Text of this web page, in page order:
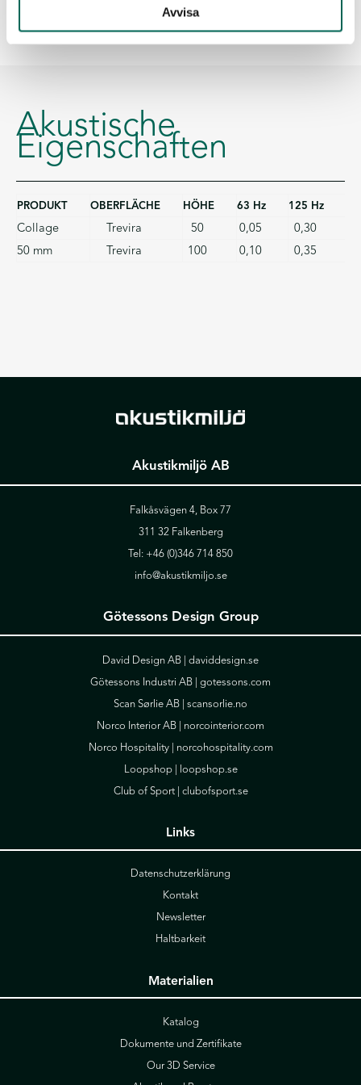
Avvisa
Akustische
Eigenschaften
PRODUKT OBERFLÄCHE HÖHE 63 Hz 125 Hz
Collage Trevira 50 0,05 0,30
50 mm
Trevira 100 0,10 0,35
Akustikmiljö AB
Falkåsvägen 4, Box 77
311 32 Falkenberg
Tel: +46 (0)346 714 850
info@akustikmiljo.se
Götessons Design Group
David Design AB | daviddesign.se
Götessons Industri AB | gotessons.com
Scan Sørlie AB | scansorlie.no
Norco Interior AB | norcointerior.com
Norco Hospitality | norcohospitality.com
Loopshop |
loopshop.se
Club of Sport | clubofsport.se
Links
Datenschutzerklärung
Kontakt
Newsletter
Haltbarkeit
Materialien
Katalog
Dokumente und Zertifikate
Our 3D Service